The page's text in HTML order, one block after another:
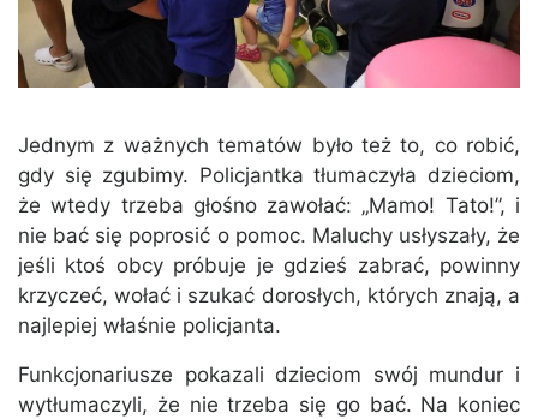
Jednym z ważnych tematów było też to, co robić,
gdy się zgubimy. Policjantka tłumaczyła dzieciom,
że wtedy trzeba głośno zawołać: „Mamo! Tato!”, i
nie bać się poprosić o pomoc. Maluchy usłyszały, że
jeśli ktoś obcy próbuje je gdzieś zabrać, powinny
krzyczeć, wołać i szukać dorosłych, których znają, a
najlepiej właśnie policjanta.
Funkcjonariusze pokazali dzieciom swój mundur i
wytłumaczyli, że nie trzeba się go bać. Na koniec